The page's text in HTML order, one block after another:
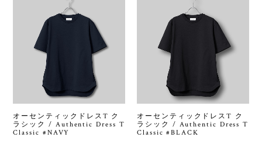
オーセンティックドレスT ク
ラシック / Authentic Dress T
Classic #NAVY
オーセンティックドレスT ク
ラシック / Authentic Dress T
Classic #BLACK